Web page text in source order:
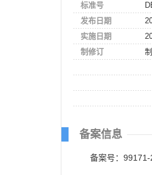
标准号
发布日期
实施日期
制修订
备案信息
备案号：99171-